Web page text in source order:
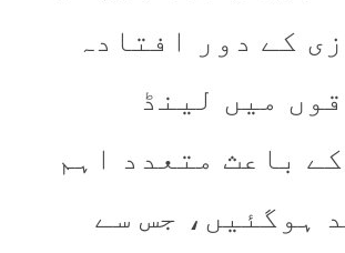
کے دور افتادہ
میں لینڈ
کے باعث متعدد اہم
ہوگئیں، جس سے